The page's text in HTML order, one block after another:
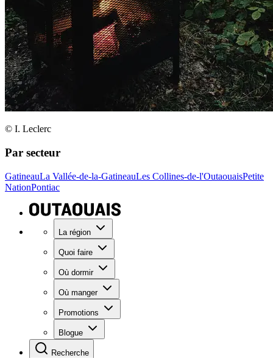
© I. Leclerc
Par secteur
GatineauLa Vallée-de-la-GatineauLes Collines-de-l'OutaouaisPetite
NationPontiac
La région
Quoi faire
Où dormir
Où manger
Promotions
Blogue
Recherche